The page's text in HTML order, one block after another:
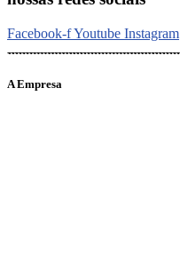
Facebook-fYoutube Instagram
A Empresa